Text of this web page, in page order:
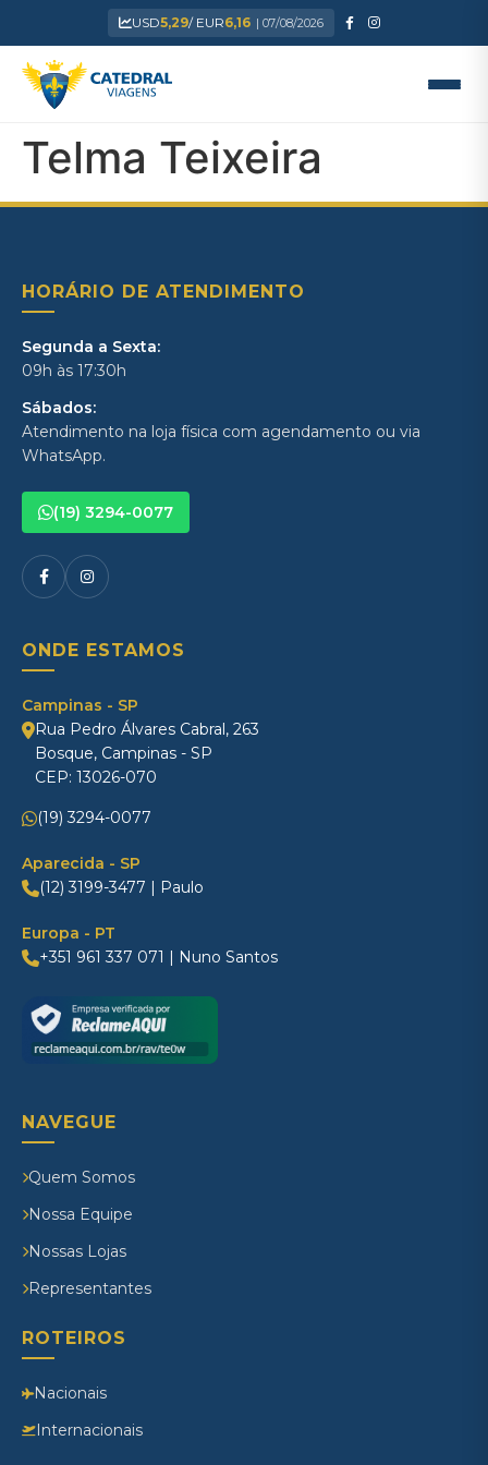
USD5,29/ EUR6,16 | 07/08/2026
Telma Teixeira
HORÁRIO DE ATENDIMENTO
Segunda a Sexta:
09h às 17:30h
Sábados:
Atendimento na loja física com agendamento ou via
WhatsApp.
(19) 3294-0077
ONDE ESTAMOS
Campinas - SP
Rua Pedro Álvares Cabral, 263
Bosque, Campinas - SP
CEP: 13026-070
(19) 3294-0077
Aparecida - SP
(12) 3199-3477 | Paulo
Europa - PT
+351 961 337 071 | Nuno Santos
NAVEGUE
Quem Somos
Nossa Equipe
Nossas Lojas
Representantes
ROTEIROS
Nacionais
Internacionais